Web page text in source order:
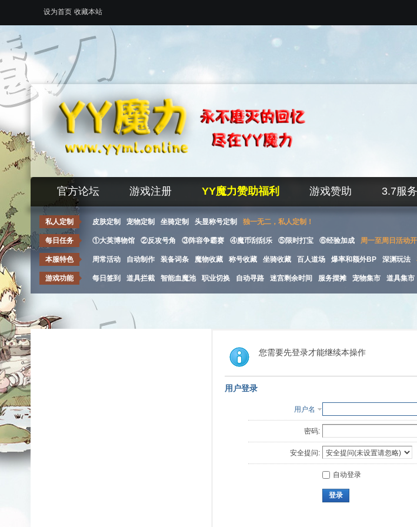
设为首页 收藏本站
官方论坛 游戏注册 YY魔力赞助福利 游戏赞助 3.7服
私人定制 皮肤定制 宠物定制 坐骑定制 头显称号定制 独一无二，私人定制！
每日任务 ①大英博物馆 ②反攻号角 ③阵容争霸赛 ④魔币刮刮乐 ⑤限时打宝 ⑥经验加成 周一至周日活动
本服特色 周常活动 自动制作 装备词条 魔物收藏 称号收藏 坐骑收藏 百人道场 爆率和额外BP 深渊玩法
游戏功能 每日签到 道具拦截 智能血魔池 职业切换 自动寻路 迷宫剩余时间 服务摆摊 宠物集市 道具集市
您需要先登录才能继续本操作
用户登录
用户名
密码:
安全提问:
自动登录
登录